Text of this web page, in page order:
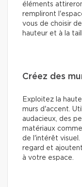
éléments
rempliront
vous de choisir
hauteur et à la
Créez des
Exploitez la
murs d'accent.
audacieux, des
matériaux
de l'intérêt
regard et
à votre espace.